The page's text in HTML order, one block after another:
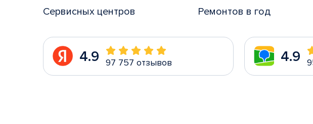
Сервисных центров Ремонтов в год
4.9 97 757 отзывов 4.9